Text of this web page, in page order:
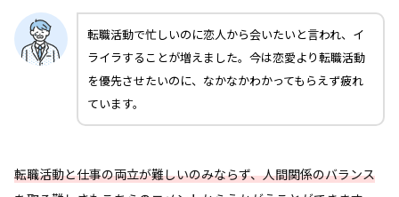
転職活動で忙しいのに恋人から会いたいと言われ、イ
ライラすることが増えました。今は恋愛より転職活動
を優先させたいのに、なかなかわかってもらえず疲れ
ています。
転職活動と仕事の両立が難しいのみならず、人間関係のバランス